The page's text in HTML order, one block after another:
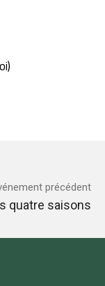
précédent
quatre saisons